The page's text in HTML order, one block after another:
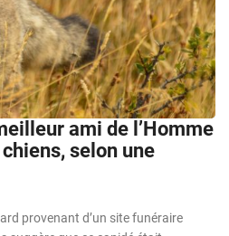
ami de l’Homme
selon une
provenant d’un site funéraire